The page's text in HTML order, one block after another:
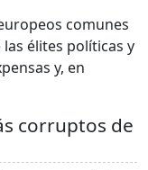
comunes
élites políticas y
y, en
corruptos de